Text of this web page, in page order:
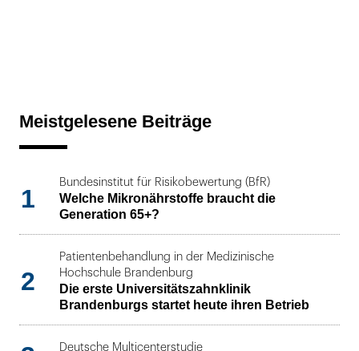
Meistgelesene Beiträge
1
Bundesinstitut für Risikobewertung (BfR)
Welche Mikronährstoffe braucht die
Generation 65+?
2
Patientenbehandlung in der Medizinische
Hochschule Brandenburg
Die erste Universitätszahnklinik
Brandenburgs startet heute ihren Betrieb
Deutsche Multicenterstudie